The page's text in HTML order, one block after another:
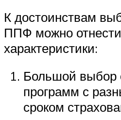
К достоинствам
ППФ можно
характеристики:
Большой выбор
программ с
сроком